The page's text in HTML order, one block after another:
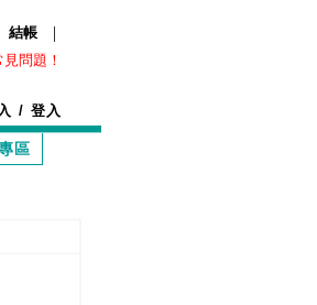
結帳 |
問題！
/ 登入
區